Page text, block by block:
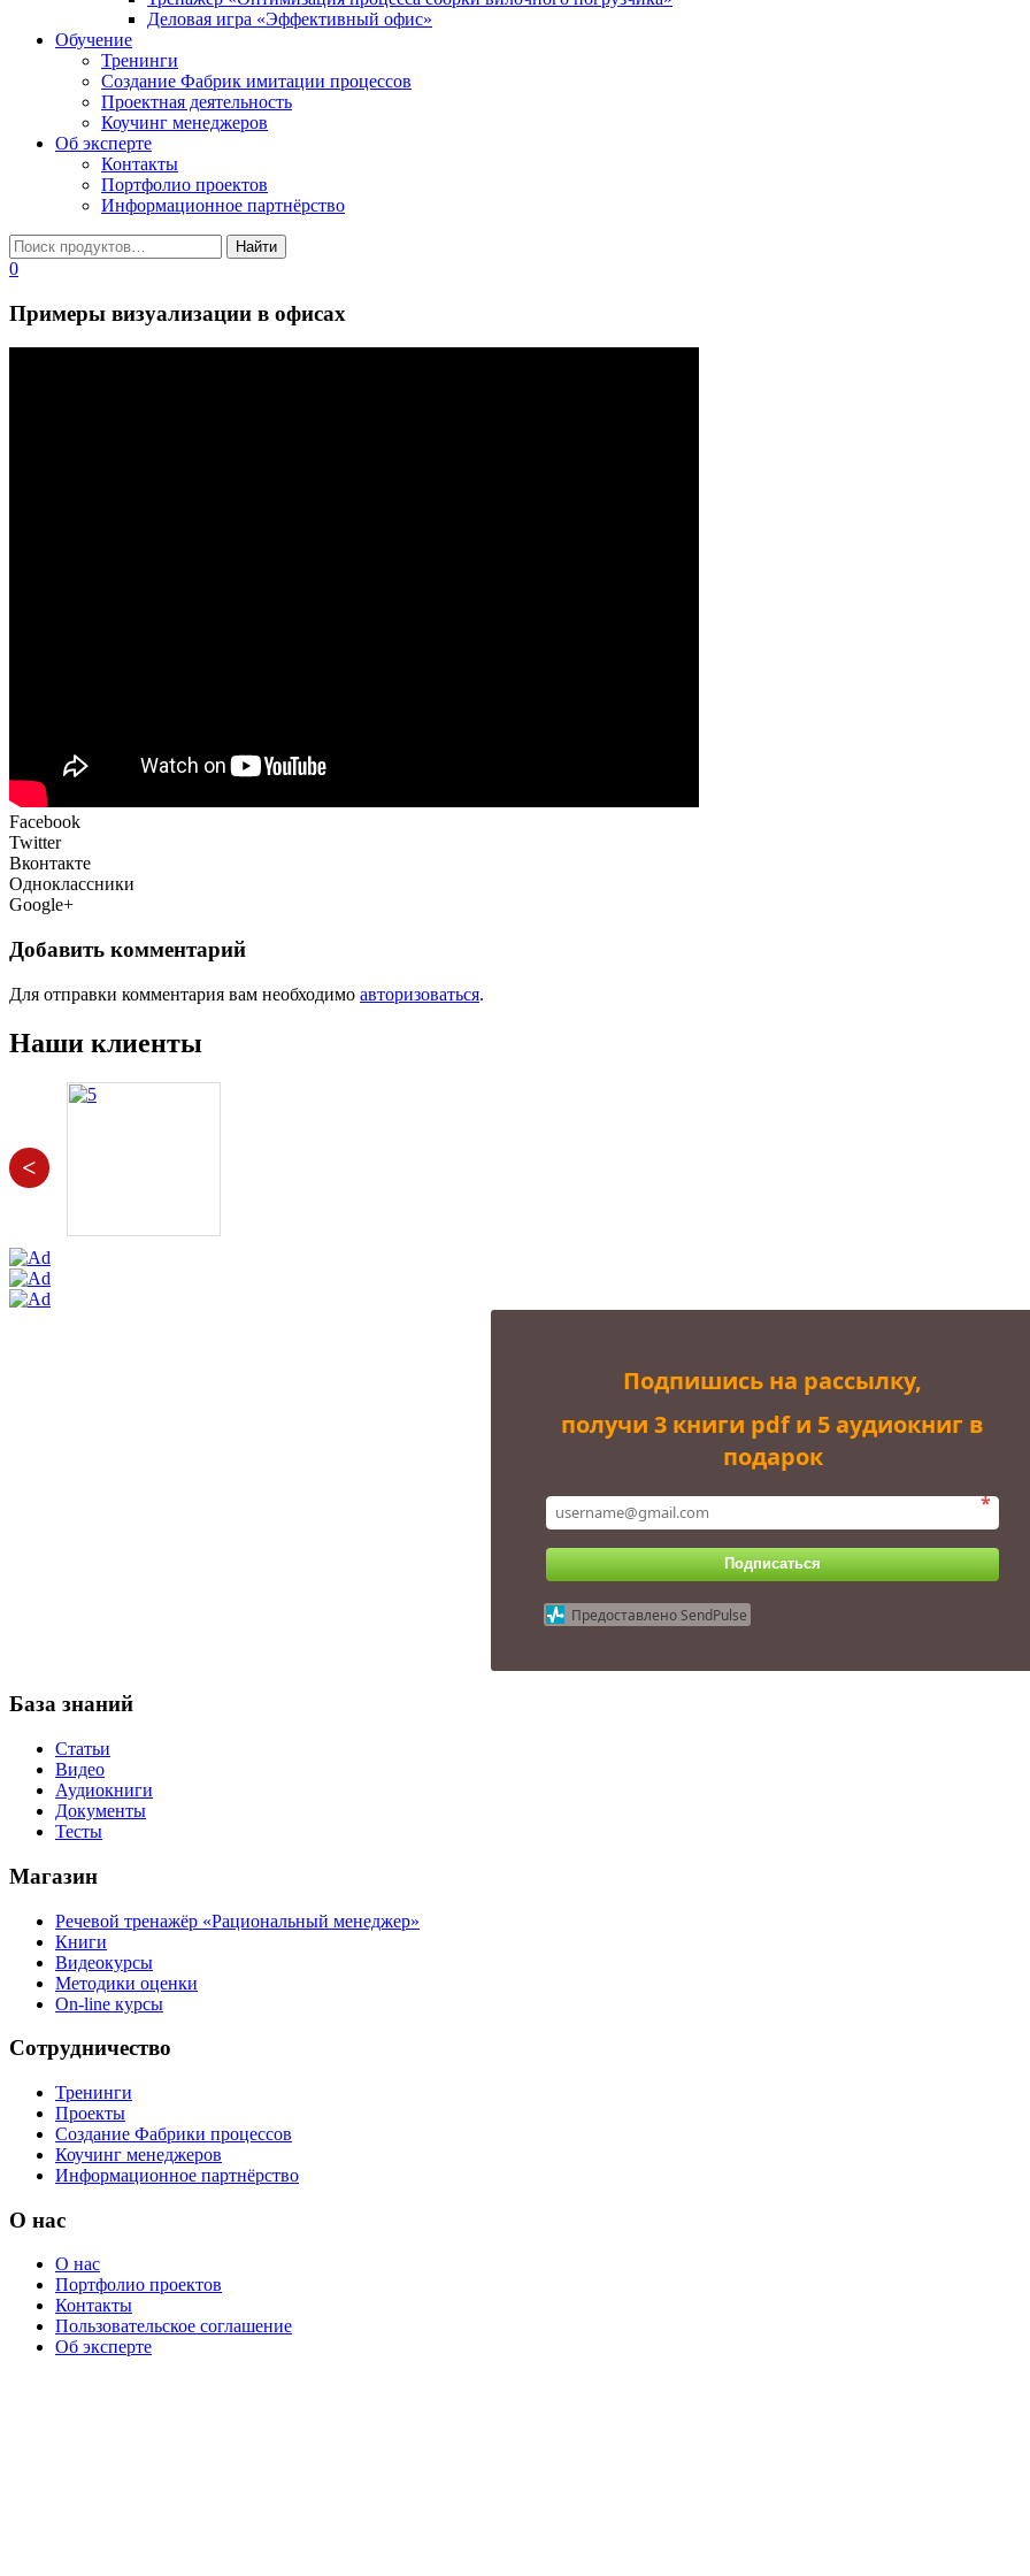
Деловая игра «Эффективный офис»
Обучение
Тренинги
Создание Фабрик имитации процессов
Проектная деятельность
Коучинг менеджеров
Об эксперте
Контакты
Портфолио проектов
Информационное партнёрство
0
Примеры визуализации в офисах
Facebook
Twitter
Вконтакте
Одноклассники
Google+
Добавить комментарий
Для отправки комментария вам необходимо авторизоваться.
Наши клиенты
<
Подпишись на рассылку,
получи 3 книги pdf и 5 аудиокниг в
подарок
*
Подписаться
Предоставлено SendPulse
База знаний
Статьи
Видео
Аудиокниги
Документы
Тесты
Магазин
Речевой тренажёр «Рациональный менеджер»
Книги
Видеокурсы
Методики оценки
On-line курсы
Сотрудничество
Тренинги
Проекты
Создание Фабрики процессов
Коучинг менеджеров
Информационное партнёрство
О нас
О нас
Портфолио проектов
Контакты
Пользовательское соглашение
Об эксперте